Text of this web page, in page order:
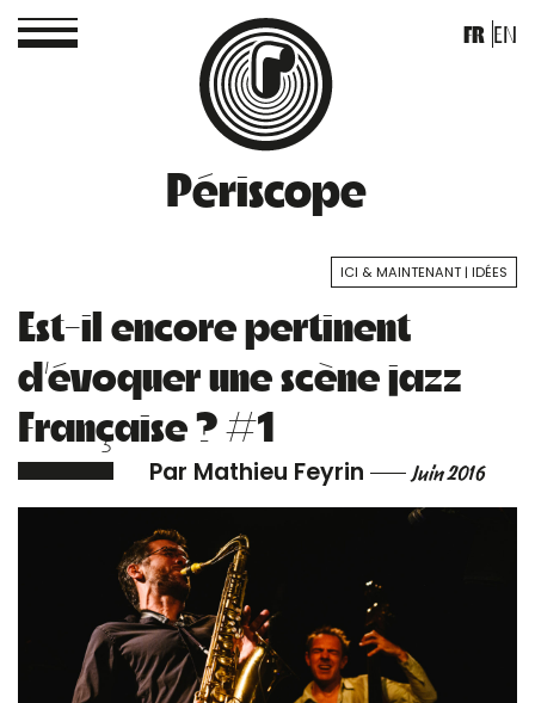
Périscope
FR EN
ICI & MAINTENANT IDÉES
Est-il encore pertinent
d’évoquer une scène jazz
Française ? #1
Par Mathieu Feyrin Juin 2016